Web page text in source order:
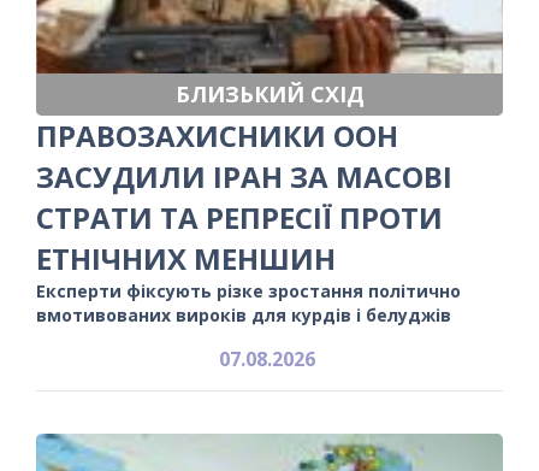
БЛИЗЬКИЙ СХІД
ПРАВОЗАХИСНИКИ ООН
ЗАСУДИЛИ ІРАН ЗА МАСОВІ
СТРАТИ ТА РЕПРЕСІЇ ПРОТИ
ЕТНІЧНИХ МЕНШИН
Експерти фіксують різке зростання політично
вмотивованих вироків для курдів і белуджів
07.08.2026